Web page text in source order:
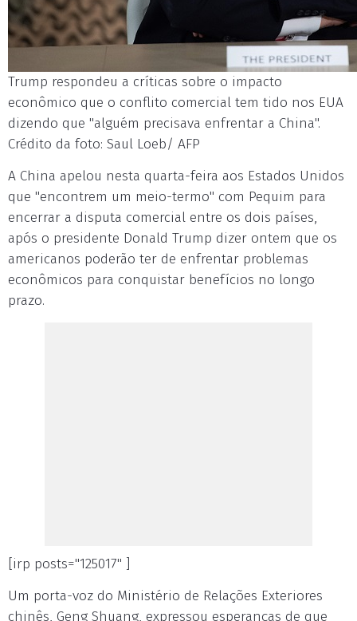
Trump respondeu a críticas sobre o impacto
econômico que o conflito comercial tem tido nos EUA
dizendo que "alguém precisava enfrentar a China".
Crédito da foto: Saul Loeb/ AFP
A China apelou nesta quarta-feira aos Estados Unidos
que "encontrem um meio-termo" com Pequim para
encerrar a disputa comercial entre os dois países,
após o presidente Donald Trump dizer ontem que os
americanos poderão ter de enfrentar problemas
econômicos para conquistar benefícios no longo
prazo.
[irp posts="125017" ]
Um porta-voz do Ministério de Relações Exteriores
chinês, Geng Shuang, expressou esperanças de que